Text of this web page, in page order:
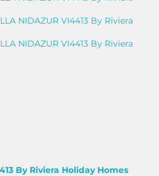
By Riviera Holiday Homes